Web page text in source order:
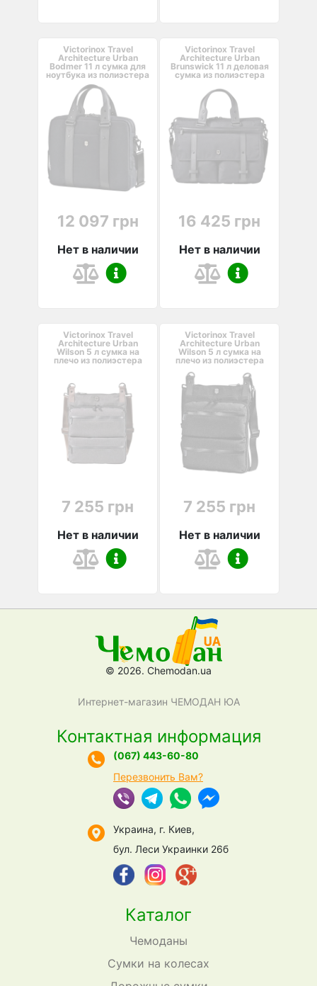
Victorinox Travel
Architecture Urban
Bodmer 11 л сумка для
ноутбука из полиэстера
черная
12 097 грн
Нет в наличии
Victorinox Travel
Architecture Urban
Brunswick 11 л деловая
сумка из полиэстера
16 425 грн
Нет в наличии
Victorinox Travel
Architecture Urban
Wilson 5 л сумка на
плечо из полиэстера
7 255 грн
Нет в наличии
Victorinox Travel
Architecture Urban
Wilson 5 л сумка на
плечо из полиэстера
7 255 грн
Нет в наличии
© 2026. Chemodan.ua
Интернет-магазин ЧЕМОДАН ЮА
Каталог
Чемоданы
Сумки на колесах
Контактная информация
(067) 443-60-80
Перезвонить Вам?
Украина, г. Киев,
бул. Леси Украинки 26б